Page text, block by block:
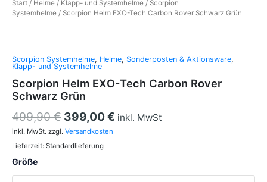
Start / Helme / Klapp- und Systemhelme / Scorpion
Systemhelme / Scorpion Helm EXO-Tech Carbon Rover Schwarz Grün
Scorpion Systemhelme, Helme, Sonderposten & Aktionsware,
Klapp- und Systemhelme
Scorpion Helm EXO-Tech Carbon Rover
Schwarz Grün
499,90€ 399,00€ inkl. MwSt
inkl. MwSt. zzgl. Versandkosten
Lieferzeit: Standardlieferung
Größe